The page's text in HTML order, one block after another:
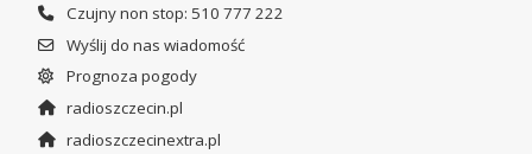
Czujny non stop: 510 777 222
Wyślij do nas wiadomość
Prognoza pogody
radioszczecin.pl
radioszczecinextra.pl